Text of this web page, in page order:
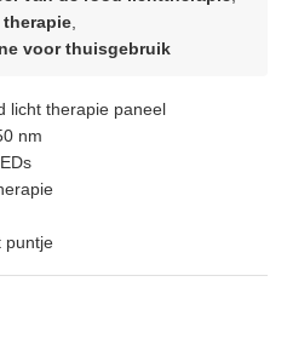
therapie
voor thuisgebruik
licht therapie paneel
nm
puntje